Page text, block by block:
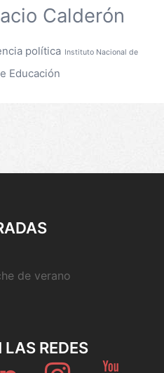
Calderón
política Instituto Nacional de
Educación
de verano
REDES
Linkedin Instagram